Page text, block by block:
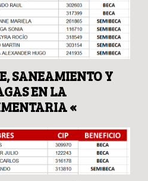
SANEAMIENTO Y
EN LA
«